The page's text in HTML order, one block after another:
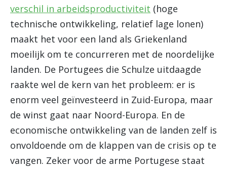
verschil in arbeidsproductiviteit (hoge
technische ontwikkeling, relatief lage lonen)
maakt het voor een land als Griekenland
moeilijk om te concurreren met de noordelijke
landen. De Portugees die Schulze uitdaagde
raakte wel de kern van het probleem: er is
enorm veel geïnvesteerd in Zuid-Europa, maar
de winst gaat naar Noord-Europa. En de
economische ontwikkeling van de landen zelf is
onvoldoende om de klappen van de crisis op te
vangen. Zeker voor de arme Portugese staat